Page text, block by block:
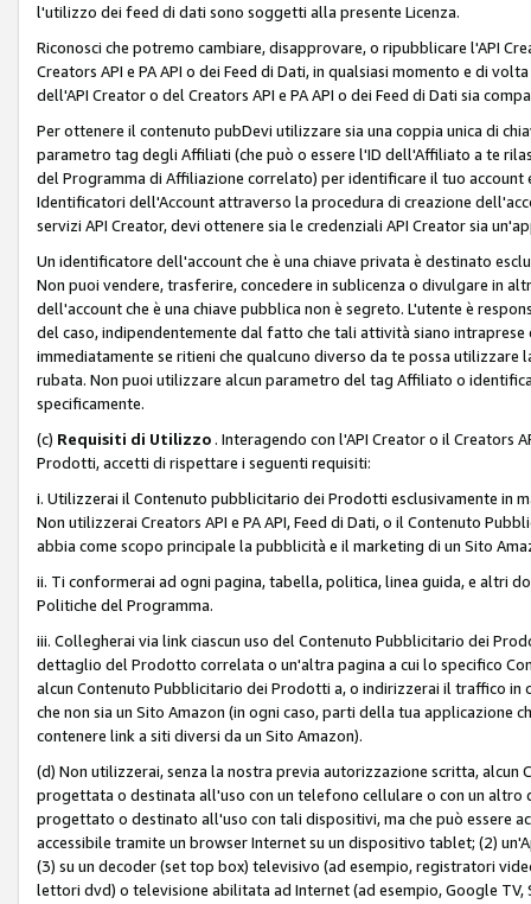
l'utilizzo dei feed di dati sono soggetti alla presente Licenza.
Riconosci che potremo cambiare, disapprovare, o ripubblicare l'API
Creators API e PA API o dei Feed di Dati, in qualsiasi momento e di
dell'API Creator o del Creators API e PA API o dei Feed di Dati sia
Per ottenere il contenuto pubDevi utilizzare sia una coppia unica di
parametro tag degli Affiliati (che può o essere l'ID dell'Affiliato a te
del Programma di Affiliazione correlato) per identificare il tuo account
Identificatori dell'Account attraverso la procedura di creazione
servizi API Creator, devi ottenere sia le credenziali API Creator sia
Un identificatore dell'account che è una chiave privata è destinato
Non puoi vendere, trasferire, concedere in sublicenza o divulgare in
dell'account che è una chiave pubblica non è segreto. L'utente è
del caso, indipendentemente dal fatto che tali attività siano
immediatamente se ritieni che qualcuno diverso da te possa
rubata. Non puoi utilizzare alcun parametro del tag Affiliato o
specificamente.
(c) Requisiti di Utilizzo . Interagendo con l'API Creator o il Creators
Prodotti, accetti di rispettare i seguenti requisiti:
i. Utilizzerai il Contenuto pubblicitario dei Prodotti esclusivamente in
Non utilizzerai Creators API e PA API, Feed di Dati, o il Contenuto
abbia come scopo principale la pubblicità e il marketing di un Sito
ii. Ti conformerai ad ogni pagina, tabella, politica, linea guida, e altri
Politiche del Programma.
iii. Collegherai via link ciascun uso del Contenuto Pubblicitario dei
dettaglio del Prodotto correlata o un'altra pagina a cui lo specifico
alcun Contenuto Pubblicitario dei Prodotti a, o indirizzerai il traffico in
che non sia un Sito Amazon (in ogni caso, parti della tua
contenere link a siti diversi da un Sito Amazon).
(d) Non utilizzerai, senza la nostra previa autorizzazione scritta,
progettata o destinata all'uso con un telefono cellulare o con un
progettato o destinato all'uso con tali dispositivi, ma che può essere
accessibile tramite un browser Internet su un dispositivo tablet; (2)
(3) su un decoder (set top box) televisivo (ad esempio, registratori
lettori dvd) o televisione abilitata ad Internet (ad esempio, Google TV,